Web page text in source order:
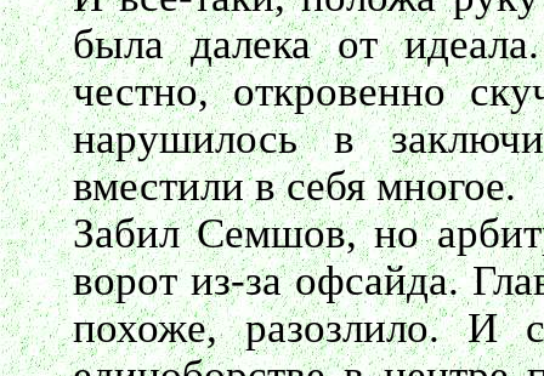
была далека от
честно, откровенно
нарушилось в
вместили в себя многое.
Забил Семшов, но
ворот из-за офсайда.
похоже, разозлило. И